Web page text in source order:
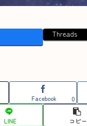
Threads
Facebook 0
LINE コピー